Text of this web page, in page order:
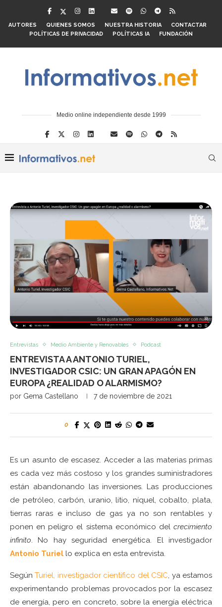
AUTORES QUIENES SOMOS NUESTRA HISTORIA
CONTACTAR
POLÍTICAS DE PRIVACIDAD
POLÍTICAS IA FUNDACIÓN
Medio online independiente desde 1999
Entrevistas Medio Ambiente y Renovables Podcast
ENTREVISTA A ANTONIO TURIEL,
INVESTIGADOR CSIC: UN GRAN APAGÓN EN
EUROPA ¿REALIDAD O ALARMISMO?
por Gema Castellano 7 de noviembre de 2021
0
Es un asunto de escasez. Acceder a las materias primas
es cada vez más costoso y los grandes suministradores
están abandonando las inversiones. Las producciones
de petróleo, carbón, uranio, litio, níquel, cobalto, plata,
tierras raras e incluso de gas ya no son rentables y
ponen en peligro el sistema económico del crecimiento
infinito. No hay seguridad energética. El investigador
Antonio Turiel lo explica en esta entrevista.
SegúnTuriel, investigador científico del CSIC, ya estamos
experimentando problemas provocados por la escasez
de energía, pero en concreto, sobre la energía eléctrica